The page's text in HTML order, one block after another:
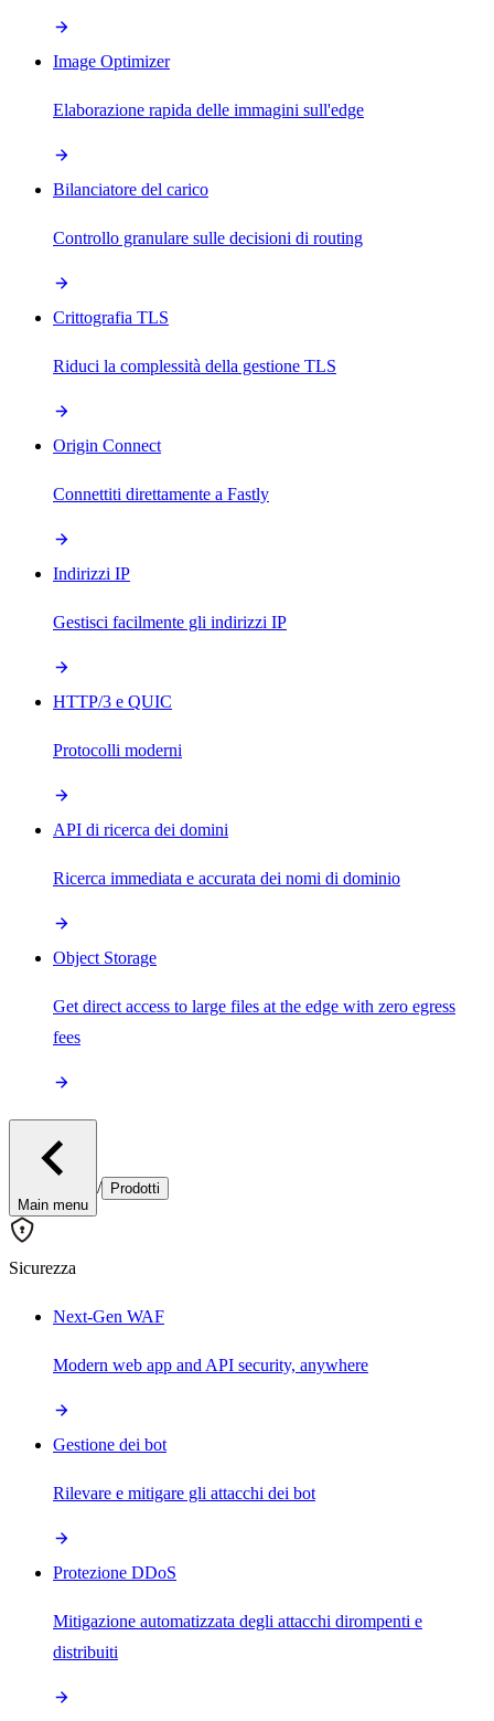
Image Optimizer
Elaborazione rapida delle immagini sull'edge
Bilanciatore del carico
Controllo granulare sulle decisioni di routing
Crittografia TLS
Riduci la complessità della gestione TLS
Origin Connect
Connettiti direttamente a Fastly
Indirizzi IP
Gestisci facilmente gli indirizzi IP
HTTP/3 e QUIC
Protocolli moderni
API di ricerca dei domini
Ricerca immediata e accurata dei nomi di dominio
Object Storage
Get direct access to large files at the edge with zero egress
fees
Main menu
/ Prodotti
Sicurezza
Next-Gen WAF
Modern web app and API security, anywhere
Gestione dei bot
Rilevare e mitigare gli attacchi dei bot
Protezione DDoS
Mitigazione automatizzata degli attacchi dirompenti e
distribuiti